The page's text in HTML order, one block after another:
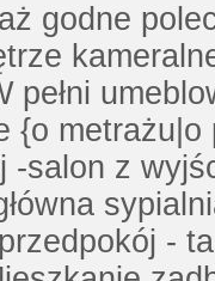
godne
pełni
{o
-salon z
-